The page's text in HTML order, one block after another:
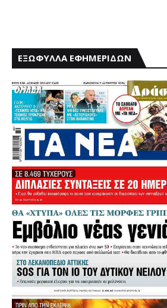
ΕΞΩΦΥΛΛΑ ΕΦΗΜΕΡΙΔΩΝ